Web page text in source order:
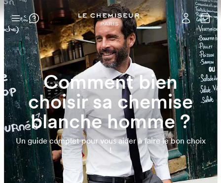
Comment bien
choisir sa chemise
blanche homme ?
Un guide complet pour vous aider à faire le bon choix
!